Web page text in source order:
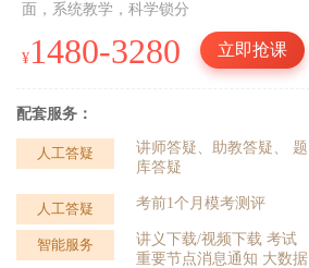
面，系统教学，科学锁分
¥ 1480-3280 立即抢课
配套服务：
人工答疑
讲师答疑、助教答疑、 题
库答疑
人工答疑 考前1个月模考测评
智能服务
讲义下载/视频下载 考试
重要节点消息通知 大数据